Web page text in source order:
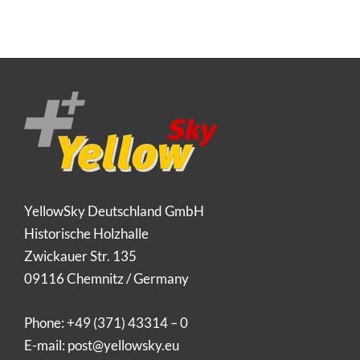
YellowSky Deutschland GmbH
Historische Holzhalle
Zwickauer Str. 135
09116 Chemnitz / Germany
Phone:+49 (371) 43314 – 0
E-mail: post@yellowsky.eu